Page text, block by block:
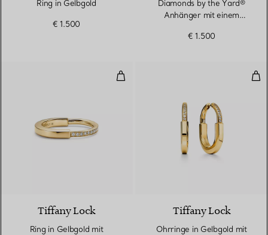
Ring in Gelbgold
€ 1.500
Diamonds by the Yard®
Anhänger mit einem
€ 1.500
Ring in Gelbgold mit Diamanten
Tiffany Lock
Ring in Gelbgold mit
Tiffany Lock
Ohrringe in Gelbgold mit